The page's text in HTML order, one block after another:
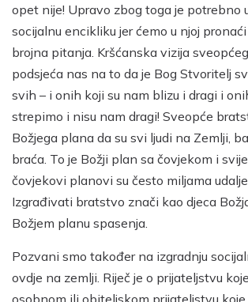
opet nije! Upravo zbog toga je potrebno
socijalnu encikliku jer ćemo u njoj
brojna pitanja. Kršćanska vizija
podsjeća nas na to da je Bog Stvoritelj
svih – i onih koji su nam blizu i dragi i
strepimo i nisu nam dragi! Sveopće
Božjega plana da su svi ljudi na Zemlji,
braća. To je Božji plan sa čovjekom i
čovjekovi planovi su često miljama
Izgrađivati bratstvo znači kao djeca
Božjem planu spasenja.
Pozvani smo također na izgradnju
ovdje na zemlji. Riječ je o prijateljstvu
osobnom ili obiteljskom prijateljstvu